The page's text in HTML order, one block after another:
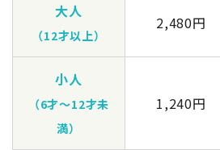
大人
（12才以上）
2,480円
小人
（6才～12才未
満）
1,240円